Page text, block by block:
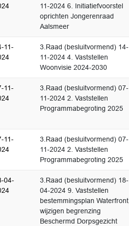
11-2024 6. Initiatiefvoorstel
oprichten Jongerenraad
Aalsmeer
11-
3.Raad (besluitvormend) 14-
11-2024 4. Vaststellen
Woonvisie 2024-2030
11-
3.Raad (besluitvormend) 07-
11-2024 2. Vaststellen
Programmabegroting 2025
11-
3.Raad (besluitvormend) 07-
11-2024 2. Vaststellen
Programmabegroting 2025
04-
3.Raad (besluitvormend) 18-
04-2024 9. Vaststellen
bestemmingsplan Waterfront,
wijzigen begrenzing
Beschermd Dorpsgezicht